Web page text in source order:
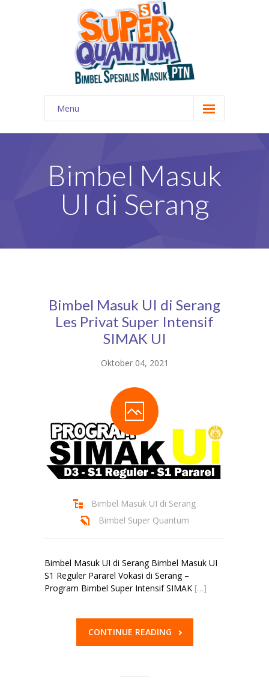
Menu
HOME
ALUMNI
FOTO
BLOG
Bimbel Masuk
UI di Serang
Bimbel Masuk UI di Serang
Les Privat Super Intensif
SIMAK UI
Oktober 04, 2021
Bimbel Masuk UI di Serang
Bimbel Super Quantum
Bimbel Masuk UI di Serang Bimbel Masuk UI
S1 Reguler Pararel Vokasi di Serang –
Program Bimbel Super Intensif SIMAK […]
CONTINUE READING